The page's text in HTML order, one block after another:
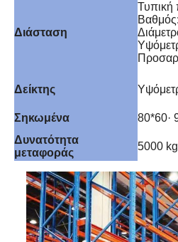
Διάσταση
Τυπική
Βαθμός:
Δείκτης
Σηκωμένα 80*60·
Δυνατότητα
μεταφοράς
5000 kg